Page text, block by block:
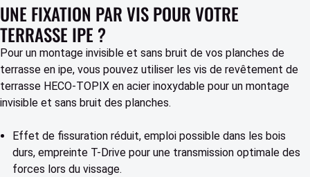
UNE FIXATION PAR VIS POUR VOTRE
TERRASSE IPE ?
Pour un montage invisible et sans bruit de vos planches de
terrasse en ipe, vous pouvez utiliser les vis de revêtement de
terrasse HECO-TOPIX en acier inoxydable pour un montage
invisible et sans bruit des planches.
Effet de fissuration réduit, emploi possible dans les bois
durs, empreinte T-Drive pour une transmission optimale des
forces lors du vissage.